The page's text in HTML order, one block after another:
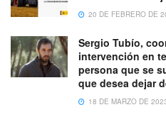
20 DE FEBRERO DE
Sergio Tubío,
intervención en
persona que se
que desea dejar
18 DE MARZO DE